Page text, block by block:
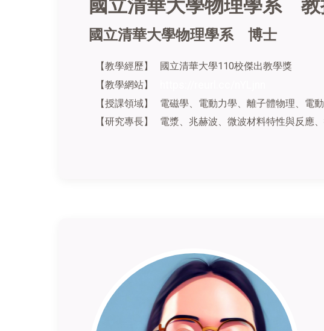
國立清華大學物理學系
國立清華大學物理學系 博士
【教學經歷】
國立清華大學110校傑出教學獎
【教學網站】
【授課領域】
電磁學、電動力學、離子體物理、電
【研究專長】
電漿、 兆赫波、 微波材料特性與反應、